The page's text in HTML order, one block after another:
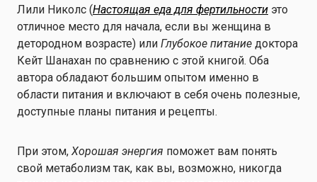
Лили Николс (Настоящая еда для фертильности это
отличное место для начала, если вы женщина в
детородном возрасте) или Глубокое питание доктора
Кейт Шанахан по сравнению с этой книгой. Оба
автора обладают большим опытом именно в
области питания и включают в себя очень полезные,
доступные планы питания и рецепты.
При этом, Хорошая энергия поможет вам понять
свой метаболизм так, как вы, возможно, никогда